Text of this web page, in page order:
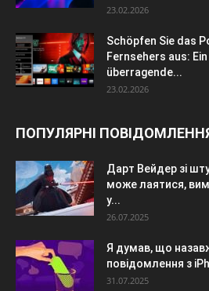
23.02.2026
Schöpfen Sie das
Fernsehers aus:
überragende...
23.02.2026
ПОПУЛЯРНІ
Дарт Вейдер зі
може лаятися,
у...
26.07.2025
Я думав, що
повідомлення з
31.07.2025